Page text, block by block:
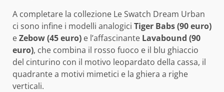
A completare la collezione Le Swatch Dream Urban
ci sono infine i modelli analogici Tiger Babs (90 euro)
eZebow (45 euro) e l’affascinante Lavabound (90
euro), che combina il rosso fuoco e il blu ghiaccio
del cinturino con il motivo leopardato della cassa, il
quadrante a motivi mimetici e la ghiera a righe
verticali.